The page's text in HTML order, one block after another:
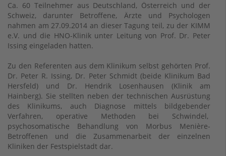
Ca. 60 Teilnehmer aus Deutschland, Österreich und der
Schweiz, darunter Betroffene, Ärzte und Psychologen
nahmen am 27.09.2014 an dieser Tagung teil, zu der KIMM
e.V. und die HNO-Klinik unter Leitung von Prof. Dr. Peter
Issing eingeladen hatten.
Zu den Referenten aus dem Klinikum selbst gehörten Prof.
Dr. Peter R. Issing, Dr. Peter Schmidt (beide Klinikum Bad
Hersfeld) und Dr. Hendrik Losenhausen (Klinik am
Hainberg). Sie stellten neben der technischen Ausrüstung
des Klinikums, auch Diagnose mittels bildgebender
Verfahren, operative Methoden bei Schwindel,
psychosomatische Behandlung von Morbus Menière-
Betroffenen und die Zusammenarbeit der einzelnen
Kliniken der Festspielstadt dar.